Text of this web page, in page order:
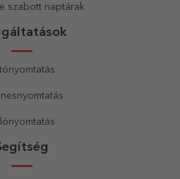
szabott naptárak